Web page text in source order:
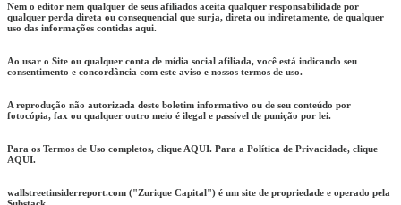
Nem o editor nem qualquer de seus afiliados aceita qualquer responsabilidade por
qualquer perda direta ou consequencial que surja, direta ou indiretamente, de qualquer
uso das informações contidas aqui.
Ao usar o Site ou qualquer conta de mídia social afiliada, você está indicando seu
consentimento e concordância com este aviso e nossos termos de uso.
A reprodução não autorizada deste boletim informativo ou de seu conteúdo por
fotocópia, fax ou qualquer outro meio é ilegal e passível de punição por lei.
Para os Termos de Uso completos, clique AQUI. Para a Política de Privacidade, clique
AQUI.
wallstreetinsiderreport.com ("Zurique Capital") é um site de propriedade e operado pela